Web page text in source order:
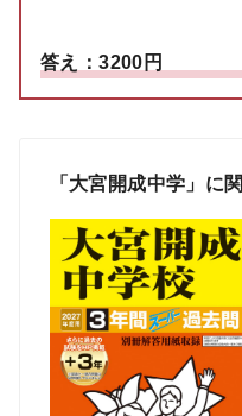
答え：3200円
「大宮開成中学」に